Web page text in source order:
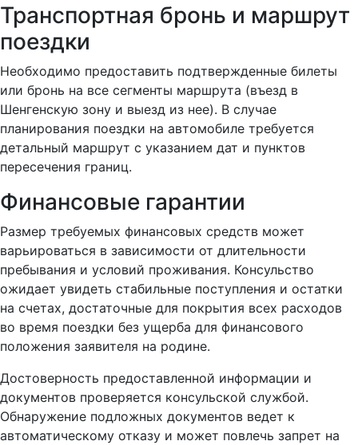
Транспортная бронь и маршрут
поездки
Необходимо предоставить подтвержденные билеты
или бронь на все сегменты маршрута (въезд в
Шенгенскую зону и выезд из нее). В случае
планирования поездки на автомобиле требуется
детальный маршрут с указанием дат и пунктов
пересечения границ.
Финансовые гарантии
Размер требуемых финансовых средств может
варьироваться в зависимости от длительности
пребывания и условий проживания. Консульство
ожидает увидеть стабильные поступления и остатки
на счетах, достаточные для покрытия всех расходов
во время поездки без ущерба для финансового
положения заявителя на родине.
Достоверность предоставленной информации и
документов проверяется консульской службой.
Обнаружение подложных документов ведет к
автоматическому отказу и может повлечь запрет на